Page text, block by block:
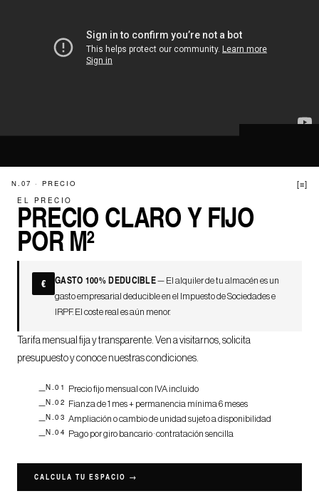
N.07 · PRECIO [≡]
EL PRECIO
PRECIO CLARO Y FIJO
POR M²
€ GASTO 100% DEDUCIBLE— El alquiler de tu almacén es un
gasto empresarial deducible en el Impuesto de Sociedades e
IRPF. El coste real es aún menor.
Tarifa mensual fija y transparente. Ven a visitarnos, solicita
presupuesto y conoce nuestras condiciones.
N.01 Precio fijo mensual con IVA incluido
N.02 Fianza de 1 mes + permanencia mínima 6 meses
N.03 Ampliación o cambio de unidad sujeto a disponibilidad
N.04 Pago por giro bancario · contratación sencilla
CALCULA TU ESPACIO →